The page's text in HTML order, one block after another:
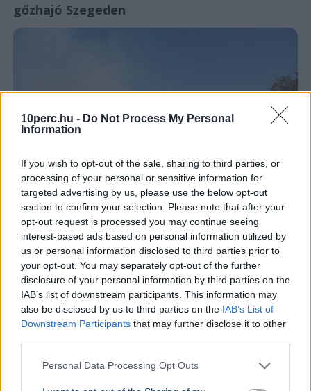
10perc.hu - Do Not Process My Personal
Information
If you wish to opt-out of the sale, sharing to third parties, or
processing of your personal or sensitive information for
targeted advertising by us, please use the below opt-out
section to confirm your selection. Please note that after your
opt-out request is processed you may continue seeing
interest-based ads based on personal information utilized by
us or personal information disclosed to third parties prior to
your opt-out. You may separately opt-out of the further
disclosure of your personal information by third parties on the
IAB’s list of downstream participants. This information may
also be disclosed by us to third parties on the IAB’s List of
Downstream Participants that may further disclose it to other
Personal Data Processing Opt Outs
gőzhajó Szegeden
Szeged Katasztrófa Tűzvész Hőség
Kigyulladt a Tápéi-öbölnél szárazon álló Szőke Tisza
gőzhajó Szegeden, a tűz a körülötte égő magas fűről
terjedt át a hajóra.Bővebben...
BELFÖLD 2026. augusztus 5.
Feltámadt a szél, a lángok most a házak felé